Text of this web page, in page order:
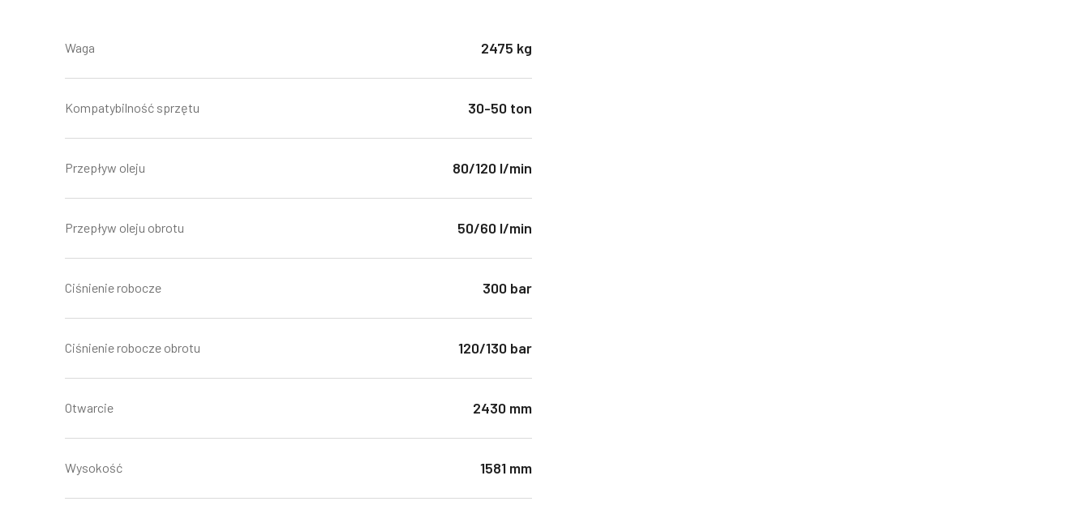
Waga 2475 kg
Kompatybilność sprzętu 30-50 ton
Przepływ oleju 80/120 l/min
Przepływ oleju obrotu 50/60 l/min
Ciśnienie robocze 300 bar
Ciśnienie robocze obrotu 120/130 bar
Otwarcie 2430 mm
Wysokość 1581 mm